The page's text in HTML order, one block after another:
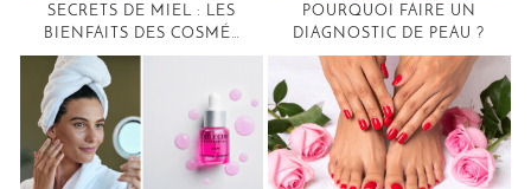
SECRETS DE MIEL : LES
BIENFAITS DES COSMÉ…
POURQUOI FAIRE UN
DIAGNOSTIC DE PEAU ?